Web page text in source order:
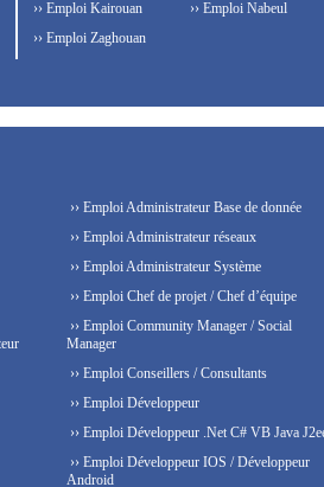
›› Emploi Kairouan
›› Emploi Nabeul
›› Emploi Zaghouan
›› Emploi Administrateur Base de donnée
›› Emploi Administrateur réseaux
›› Emploi Administrateur Système
›› Emploi Chef de projet / Chef d’équipe
›› Emploi Community Manager / Social
Manager
›› Emploi Conseillers / Consultants
›› Emploi Développeur
›› Emploi Développeur .Net C# VB Java
›› Emploi Développeur IOS / Développeur
Android